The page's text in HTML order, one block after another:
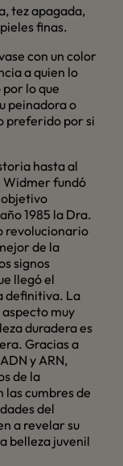
tez apagada,
finas.
con un color
a quien lo
lo que
peinadora o
preferido por si
hasta al
Widmer fundó
objetivo
1985 la Dra.
revolucionario
de la
signos
llegó el
definitiva. La
muy
duradera es
Gracias a
y ARN,
de la
las cumbres de
del
a revelar su
belleza juvenil